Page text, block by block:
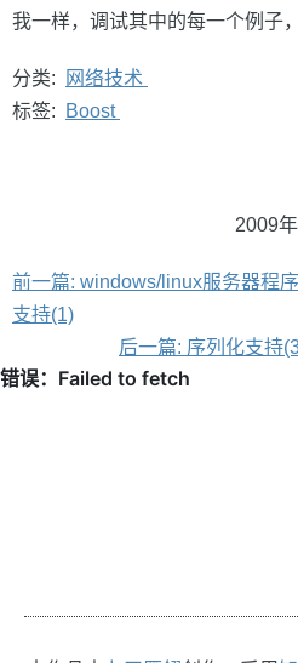
我一样，调试其中的每一个例子
分类:
网络技术
标签:
Boost
2009
前一篇: windows/linux服务器程
支持(1)
后一篇: 序列化支持